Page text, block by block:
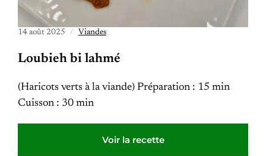
14 août 2025 Viandes
Loubieh bi lahmé
(Haricots verts à la viande) Préparation : 15 min
Cuisson : 30 min
Voir la recette